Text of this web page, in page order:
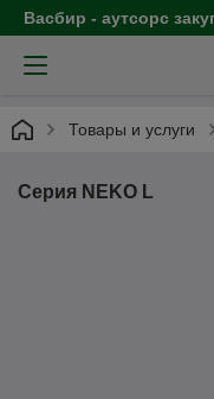
Васбир - аутсорс
Товары и услуги
Серия NEKO L